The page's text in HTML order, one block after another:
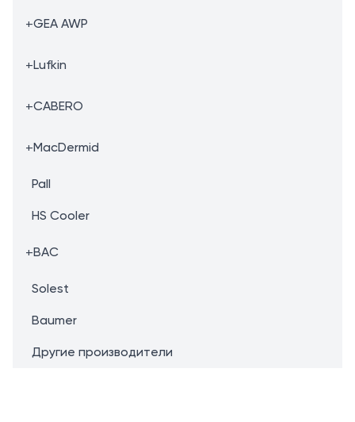
+GEA AWP
+Lufkin
+CABERO
+MacDermid
Pall
HS Cooler
+BAC
Solest
Baumer
Другие производители